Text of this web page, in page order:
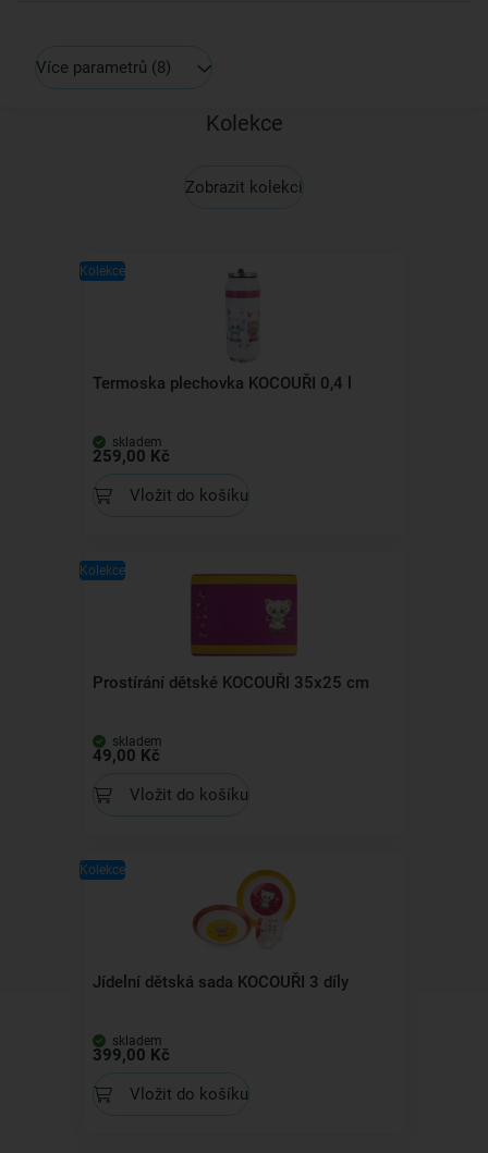
Více parametrů (8)
Kolekce
Zobrazit kolekci
Kolekce
Termoska plechovka KOCOUŘI 0,4 l
skladem
259,00 Kč
Vložit do košíku
Kolekce
Prostírání dětské KOCOUŘI 35x25 cm
skladem
49,00 Kč
Vložit do košíku
Kolekce
Jídelní dětská sada KOCOUŘI 3 díly
skladem
399,00 Kč
Vložit do košíku